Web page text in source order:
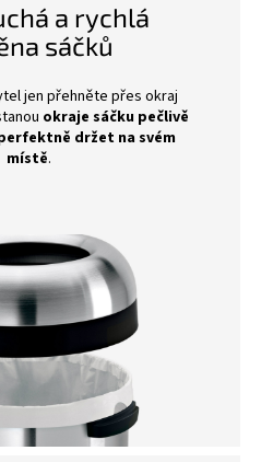
a rychlá
sáčků
jen přehněte přes okraj
okraje sáčku pečlivě
držet na svém
místě.